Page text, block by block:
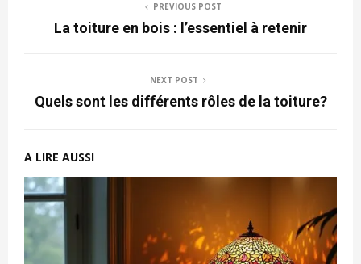
PREVIOUS POST
La toiture en bois : l’essentiel à retenir
NEXT POST
Quels sont les différents rôles de la toiture?
A LIRE AUSSI